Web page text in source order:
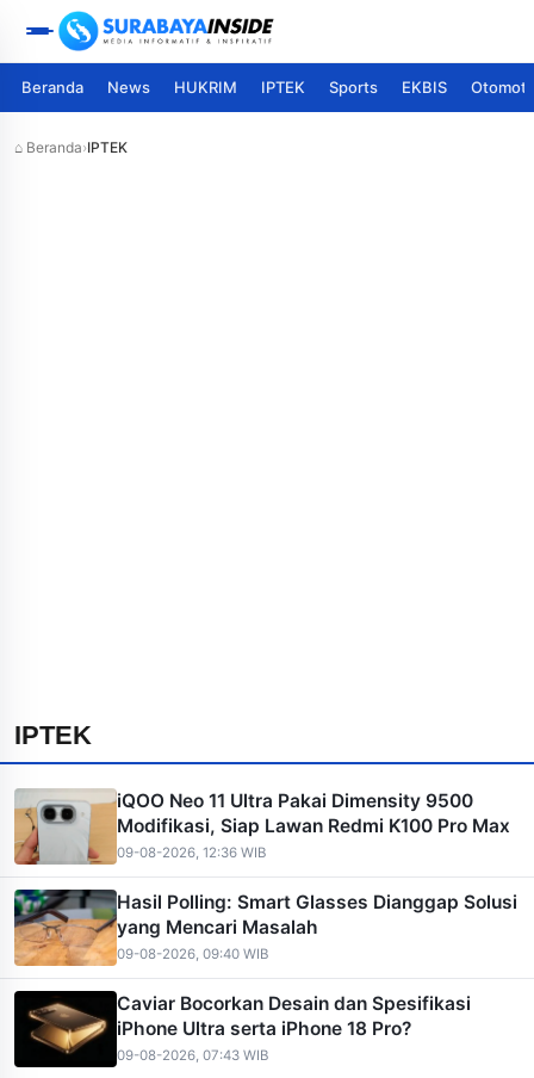
Beranda News HUKRIM IPTEK Sports EKBIS
⌂ Beranda›IPTEK
IPTEK
iQOO Neo 11 Ultra Pakai Dimensity 9500
Modifikasi, Siap Lawan Redmi K100 Pro Max
09-08-2026, 12:36 WIB
Hasil Polling: Smart Glasses Dianggap Solusi
yang Mencari Masalah
09-08-2026, 09:40 WIB
Caviar Bocorkan Desain dan Spesifikasi
iPhone Ultra serta iPhone 18 Pro?
09-08-2026, 07:43 WIB